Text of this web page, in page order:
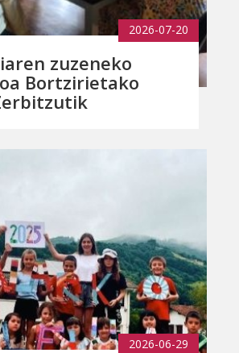
2026-07-20
zuzeneko
Bortzirietako
2026-06-29